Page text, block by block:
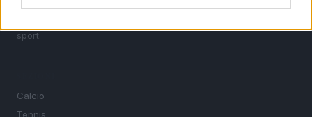
interviste ai protagonisti e i risultati in tempo reale di tutte
sport.
Calcio
Tennis